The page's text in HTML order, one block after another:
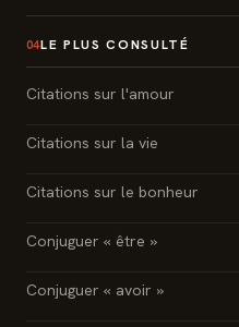
04LE PLUS CONSULTÉ
Citations sur l'amour
Citations sur la vie
Citations sur le bonheur
Conjuguer « être »
Conjuguer « avoir »